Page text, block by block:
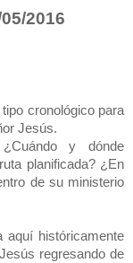
2016
cronológico para
Jesús.
y dónde
planificada? ¿En
de su ministerio
aquí históricamente
regresando de